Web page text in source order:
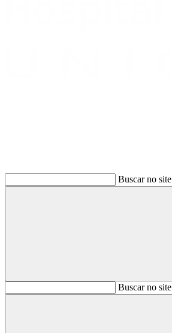
Buscar no site
BuscarBuscar no site